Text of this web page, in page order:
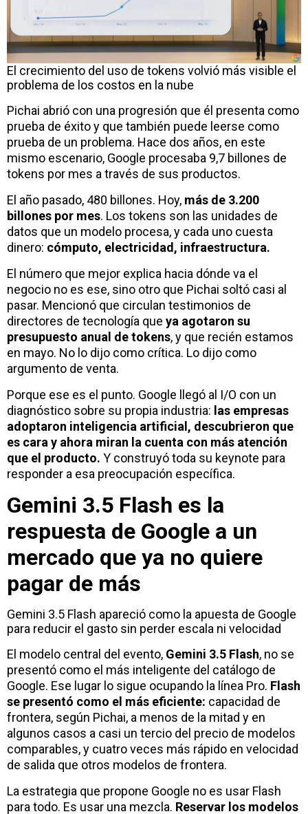
El crecimiento del uso de tokens volvió más visible el
problema de los costos en la nube
Pichai abrió con una progresión que él presenta como
prueba de éxito y que también puede leerse como
prueba de un problema. Hace dos años, en este
mismo escenario, Google procesaba 9,7 billones de
tokens por mes a través de sus productos.
El año pasado, 480 billones. Hoy, más de 3.200
billones por mes. Los tokens son las unidades de
datos que un modelo procesa, y cada uno cuesta
dinero: cómputo, electricidad, infraestructura.
El número que mejor explica hacia dónde va el
negocio no es ese, sino otro que Pichai soltó casi al
pasar. Mencionó que circulan testimonios de
directores de tecnología que ya agotaron su
presupuesto anual de tokens, y que recién estamos
en mayo. No lo dijo como crítica. Lo dijo como
argumento de venta.
Porque ese es el punto. Google llegó al I/O con un
diagnóstico sobre su propia industria: las empresas
adoptaron inteligencia artificial, descubrieron que
es cara y ahora miran la cuenta con más atención
que el producto. Y construyó toda su keynote para
responder a esa preocupación específica.
Gemini 3.5 Flash es la
respuesta de Google a un
mercado que ya no quiere
pagar de más
Gemini 3.5 Flash apareció como la apuesta de Google
para reducir el gasto sin perder escala ni velocidad
El modelo central del evento, Gemini 3.5 Flash, no se
presentó como el más inteligente del catálogo de
Google. Ese lugar lo sigue ocupando la línea Pro. Flash
se presentó como el más eficiente: capacidad de
frontera, según Pichai, a menos de la mitad y en
algunos casos a casi un tercio del precio de modelos
comparables, y cuatro veces más rápido en velocidad
de salida que otros modelos de frontera.
La estrategia que propone Google no es usar Flash
para todo. Es usar una mezcla. Reservar los modelos